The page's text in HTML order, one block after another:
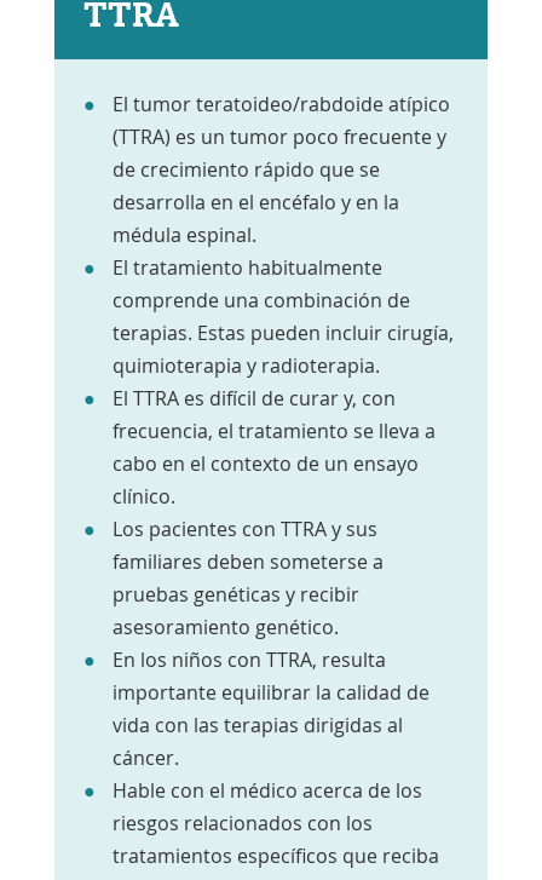
TTRA
El tumor teratoideo/rabdoide atípico
(TTRA) es un tumor poco frecuente y
de crecimiento rápido que se
desarrolla en el encéfalo y en la
médula espinal.
El tratamiento habitualmente
comprende una combinación de
terapias. Estas pueden incluir cirugía,
quimioterapia y radioterapia.
El TTRA es difícil de curar y, con
frecuencia, el tratamiento se lleva a
cabo en el contexto de un ensayo
clínico.
Los pacientes con TTRA y sus
familiares deben someterse a
pruebas genéticas y recibir
asesoramiento genético.
En los niños con TTRA, resulta
importante equilibrar la calidad de
vida con las terapias dirigidas al
cáncer.
Hable con el médico acerca de los
riesgos relacionados con los
tratamientos específicos que reciba